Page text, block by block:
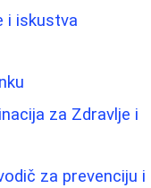
i iskustva
za Zdravlje i
za prevenciju i